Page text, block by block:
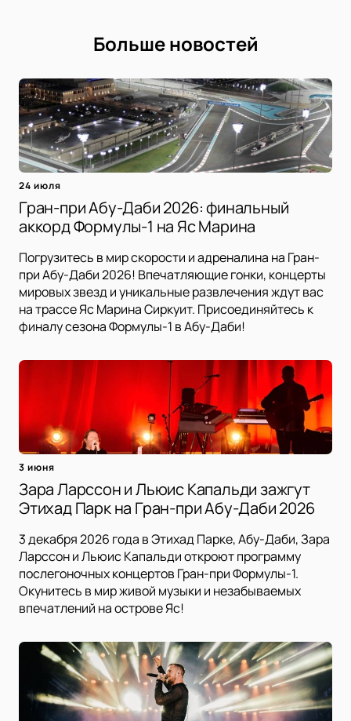
Больше новостей
24 июля
Гран-при Абу-Даби 2026: финальный
аккорд Формулы-1 на Яс Марина
Погрузитесь в мир скорости и адреналина на Гран-
при Абу-Даби 2026! Впечатляющие гонки, концерты
мировых звезд и уникальные развлечения ждут вас
на трассе Яс Марина Сиркуит. Присоединяйтесь к
финалу сезона Формулы-1 в Абу-Даби!
3 июня
Зара Ларссон и Льюис Капальди зажгут
Этихад Парк на Гран-при Абу-Даби 2026
3 декабря 2026 года в Этихад Парке, Абу-Даби, Зара
Ларссон и Льюис Капальди откроют программу
послегоночных концертов Гран-при Формулы-1.
Окунитесь в мир живой музыки и незабываемых
впечатлений на острове Яс!